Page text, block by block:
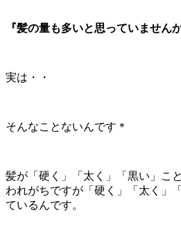
『髪の量も多いと思っていませんか
実は・・
そんなことないんです＊
髪が「硬く」「太く」「黒い」こ
われがちですが「硬く」「太く」
ているんです。